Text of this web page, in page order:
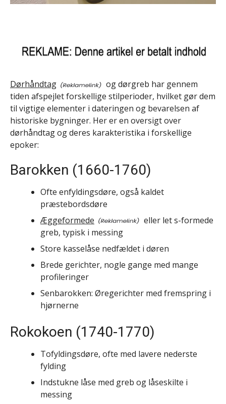
Dørhåndtag
og dørgreb har gennem
tiden afspejlet forskellige stilperioder, hvilket gør dem
til vigtige elementer i dateringen og bevarelsen af
historiske bygninger. Her er en oversigt over
dørhåndtag og deres karakteristika i forskellige
epoker:
Barokken (1660-1760)
Ofte enfyldingsdøre, også kaldet
præstebordsdøre
Æggeformede
eller let s-formede
greb, typisk i messing
Store kasselåse nedfældet i døren
Brede gerichter, nogle gange med mange
profileringer
Senbarokken: Øregerichter med fremspring i
hjørnerne
Rokokoen (1740-1770)
Tofyldingsdøre, ofte med lavere nederste
fylding
Indstukne låse med greb og låseskilte i
messing